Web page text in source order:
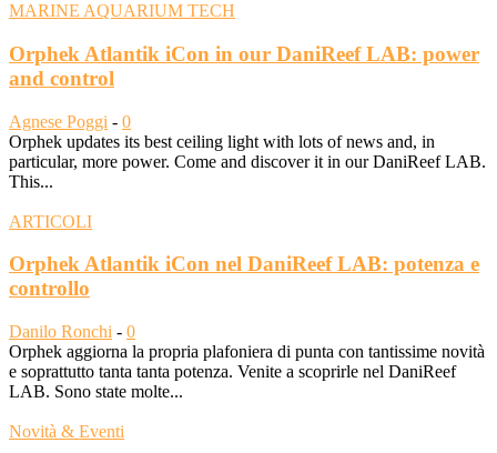
MARINE AQUARIUM TECH
Orphek Atlantik iCon in our DaniReef LAB: power
and control
Agnese Poggi - 0
Orphek updates its best ceiling light with lots of news and, in
particular, more power. Come and discover it in our DaniReef LAB.
This...
ARTICOLI
Orphek Atlantik iCon nel DaniReef LAB: potenza e
controllo
Danilo Ronchi - 0
Orphek aggiorna la propria plafoniera di punta con tantissime novità
e soprattutto tanta tanta potenza. Venite a scoprirle nel DaniReef
LAB. Sono state molte...
Novità & Eventi